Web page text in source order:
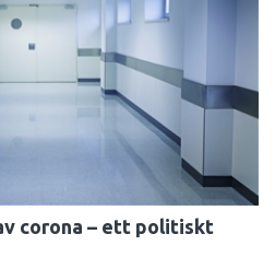
corona – ett politiskt